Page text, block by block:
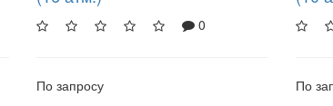
0
По запросу
По